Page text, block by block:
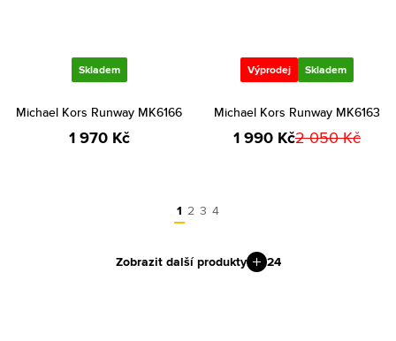
Skladem
Michael Kors Runway MK6166
1 970 Kč
Výprodej Skladem
Michael Kors Runway MK6163
1 990 Kč2 050 Kč
1 2 3 4
Zobrazit další produkty 24